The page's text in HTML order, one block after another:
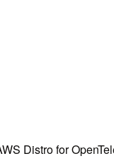
Distro for